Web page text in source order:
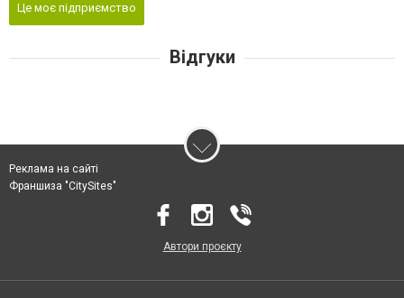
Це моє підприємство
Відгуки
Реклама на сайті
Франшиза "CitySites"
Автори проєкту